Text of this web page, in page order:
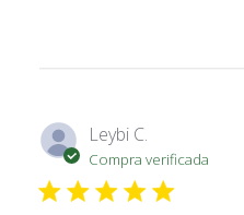
Leybi C.
Compra verificada